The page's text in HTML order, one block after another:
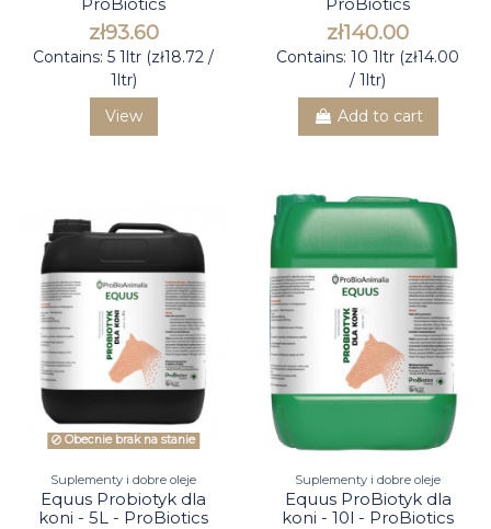
ProBiotics
zł93.60
Contains: 5 1ltr (zł18.72 /
1ltr)
View
ProBiotics
zł140.00
Contains: 10 1ltr (zł14.00
/ 1ltr)
Add to cart
Obecnie brak na stanie
Suplementy i dobre oleje
Equus Probiotyk dla
koni - 5L - ProBiotics
Suplementy i dobre oleje
Equus ProBiotyk dla
koni - 10l - ProBiotics